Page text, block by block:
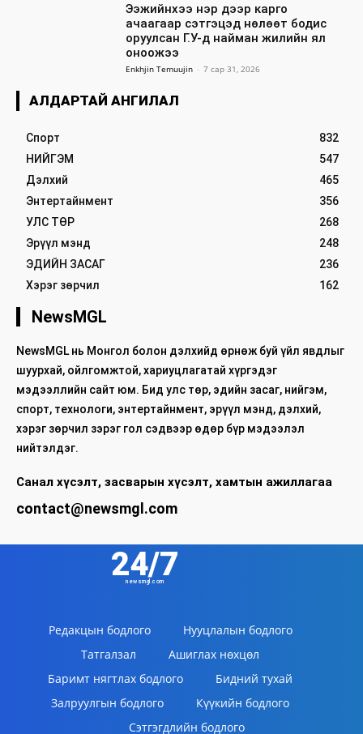
Ээжийнхээ нэр дээр карго
ачаагаар сэтгэцэд нөлөөт бодис
оруулсан Г.У-д найман жилийн ял
оноожээ
Enkhjin Temuujin - 7 сар 31, 2026
АЛДАРТАЙ АНГИЛАЛ
Спорт
832
НИЙГЭМ
547
Дэлхий
465
Энтертайнмент
356
УЛС ТӨР
268
Эрүүл мэнд
248
ЭДИЙН ЗАСАГ
236
Хэрэг зөрчил
162
NewsMGL
NewsMGL нь Монгол болон дэлхийд өрнөж буй үйл явдлыг
шуурхай, ойлгомжтой, хариуцлагатай хүргэдэг
мэдээллийн сайт юм. Бид улс төр, эдийн засаг, нийгэм,
спорт, технологи, энтертайнмент, эрүүл мэнд, дэлхий,
хэрэг зөрчил зэрэг гол сэдвээр өдөр бүр мэдээлэл
нийтэлдэг.
Санал хүсэлт, засварын хүсэлт, хамтын ажиллагаа
contact@newsmgl.com
24/7
newsmgl.com
Редакцын бодлого
Нууцлалын бодлого
Татгалзал
Ашиглах нөхцөл
Баримт нягтлах бодлого
Бидний тухай
Залруулгын бодлого
Күүкийн бодлого
Сэтгэгдлийн бодлого